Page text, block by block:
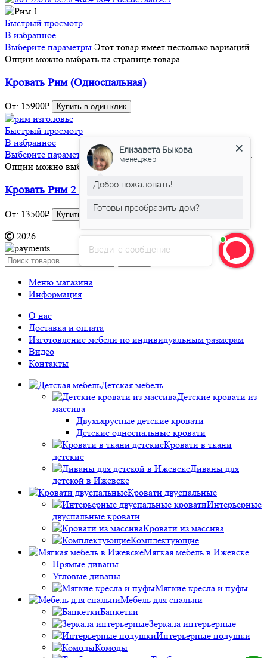
Быстрый просмотр
В избранное
Выберите параметры Этот товар имеет несколько вариаций.
Опции можно выбрать на странице товара.
Кровать Рим (Односпальная)
От: 15900₽ Купить в один клик
Быстрый просмотр
В избранное
Выберите параметры Этот товар имеет несколько вариаций.
Опции можно выбрать на странице товара.
Кровать Рим 2 (Односпальная)
От: 13500₽ Купить в один клик
2026
Меню магазина
Информация
О нас
Доставка и оплата
Изготовление мебели по индивидуальным размерам
Видео
Контакты
Детская мебель
Детские кровати из
массива
Двухъярусные детские кровати
Детские односпальные кровати
Кровати в ткани
детские
Диваны для
детской в Ижевске
Кровати двуспальные
Интерьерные
двуспальные кровати
Кровати из массива
Комплектующие
Мягкая мебель в Ижевске
Прямые диваны
Угловые диваны
Мягкие кресла и пуфы
Мебель для спальни
Банкетки
Зеркала интерьерные
Интерьерные подушки
Комоды
Введите сообщение
Елизавета Быкова
менеджер
Добро пожаловать!
Готовы преобразить дом?